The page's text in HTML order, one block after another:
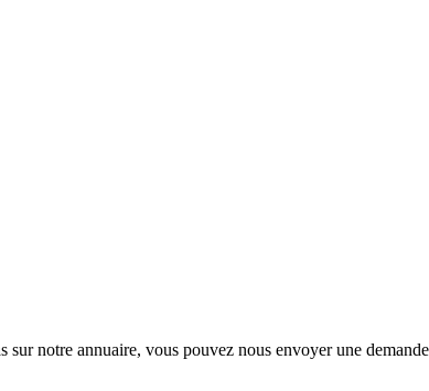
notre annuaire, vous pouvez nous envoyer une